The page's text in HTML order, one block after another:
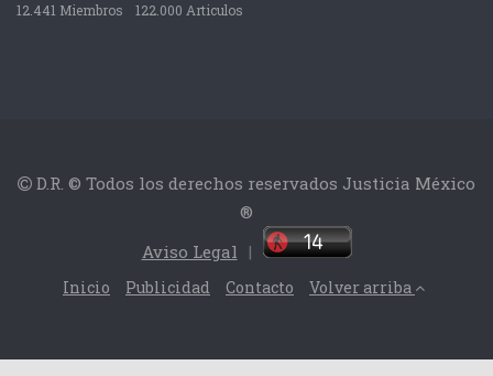
12.441 Miembros 122.000 Articulos
D.R. © Todos los derechos reservados Justicia México
®
Aviso Legal |
Inicio Publicidad Contacto Volver arriba